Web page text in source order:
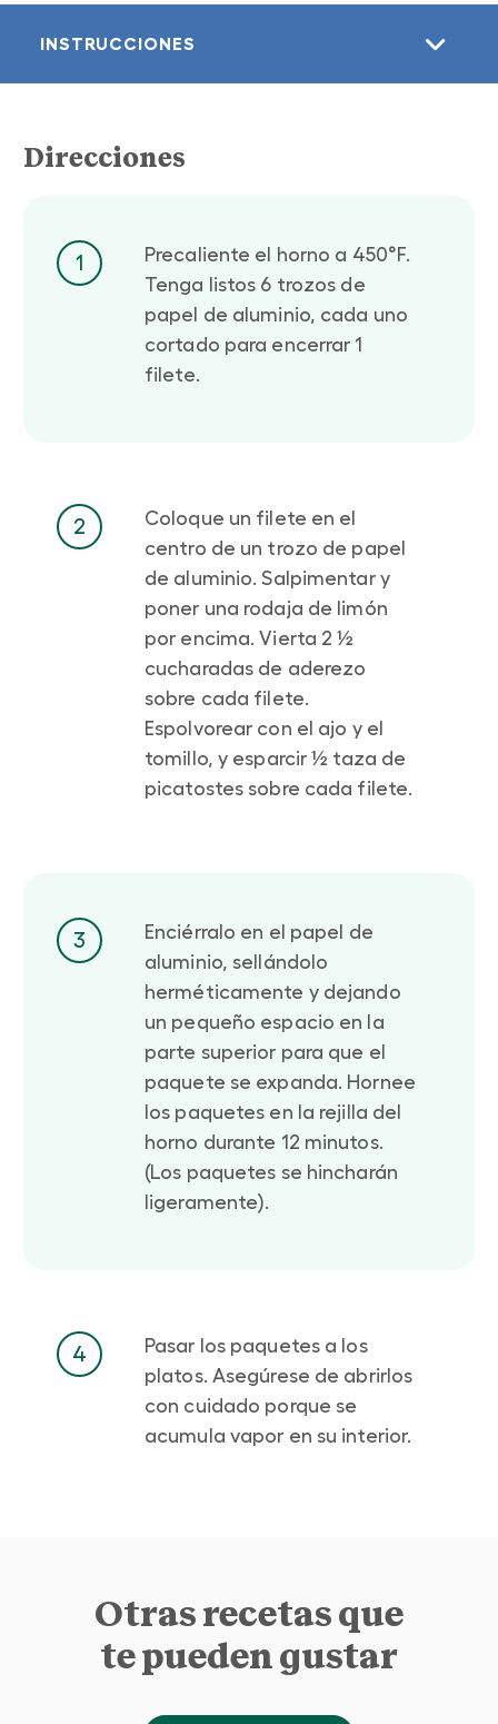
INSTRUCCIONES
Direcciones
1
Precaliente el horno a 450°F.
Tenga listos 6 trozos de
papel de aluminio, cada uno
cortado para encerrar 1
filete.
2
Coloque un filete en el
centro de un trozo de papel
de aluminio. Salpimentar y
poner una rodaja de limón
por encima. Vierta 2 ½
cucharadas de aderezo
sobre cada filete.
Espolvorear con el ajo y el
tomillo, y esparcir ½ taza de
picatostes sobre cada filete.
3
Enciérralo en el papel de
aluminio, sellándolo
herméticamente y dejando
un pequeño espacio en la
parte superior para que el
paquete se expanda. Hornee
los paquetes en la rejilla del
horno durante 12 minutos.
(Los paquetes se hincharán
ligeramente).
4
Pasar los paquetes a los
platos. Asegúrese de abrirlos
con cuidado porque se
acumula vapor en su interior.
Otras recetas que
te pueden gustar